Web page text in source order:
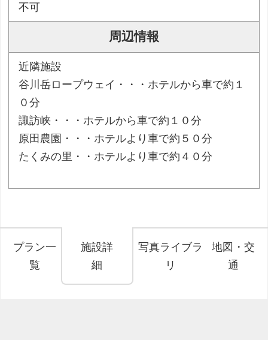
不可
周辺情報
近隣施設
谷川岳ロープウェイ・・・ホテルから車で約１
０分
諏訪峡・・・ホテルから車で約１０分
原田農園・・・ホテルより車で約５０分
たくみの里・・ホテルより車で約４０分
プラン一
覧
施設詳
細
写真ライブラ
リ
地図・交
通